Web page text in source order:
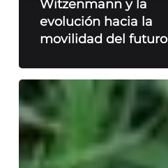
Witzenmann y la
evolución hacia la
movilidad del futuro